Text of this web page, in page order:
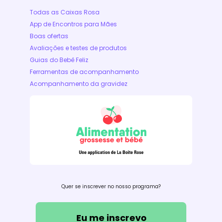
Todas as Caixas Rosa
App de Encontros para Mães
Boas ofertas
Avaliações e testes de produtos
Guias do Bebê Feliz
Ferramentas de acompanhamento
Acompanhamento da gravidez
Quer se inscrever no nosso programa?
Eu me inscrevo